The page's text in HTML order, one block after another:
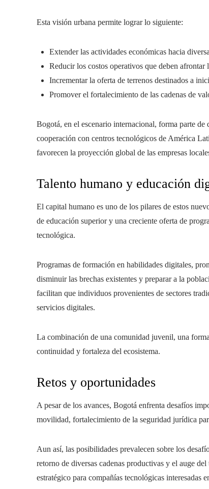
Esta visión urbana permite lograr lo siguiente:
Extender las actividades económicas hacia
Reducir los costos operativos que deben afrontar
Incrementar la oferta de terrenos destinados a
Promover el fortalecimiento de las cadenas de
Bogotá, en el escenario internacional, forma parte
cooperación con centros tecnológicos de América
favorecen la proyección global de las empresas
Talento humano y educación
El capital humano es uno de los pilares de estos
de educación superior y una creciente oferta de
tecnológica.
Programas de formación en habilidades digitales,
disminuir las brechas existentes y preparar a la
facilitan que individuos provenientes de sectores
servicios digitales.
La combinación de una comunidad juvenil, una
continuidad y fortaleza del ecosistema.
Retos y oportunidades
A pesar de los avances, Bogotá enfrenta desafíos
movilidad, fortalecimiento de la seguridad jurídica
Aun así, las posibilidades prevalecen sobre los
retorno de diversas cadenas productivas y el auge
estratégico para compañías tecnológicas interesadas